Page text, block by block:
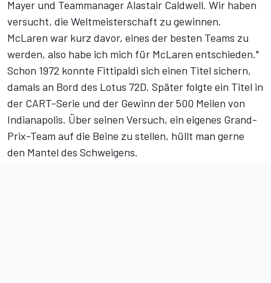
Mayer und Teammanager Alastair Caldwell. Wir haben
versucht, die Weltmeisterschaft zu gewinnen.
McLaren war kurz davor, eines der besten Teams zu
werden, also habe ich mich für McLaren entschieden."
Schon 1972 konnte Fittipaldi sich einen Titel sichern,
damals an Bord des Lotus 72D. Später folgte ein Titel in
der CART-Serie und der Gewinn der 500 Meilen von
Indianapolis. Über seinen Versuch, ein eigenes Grand-
Prix-Team auf die Beine zu stellen, hüllt man gerne
den Mantel des Schweigens.